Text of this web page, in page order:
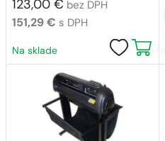
123,00 € bez DPH
151,29 € s DPH
Na sklade